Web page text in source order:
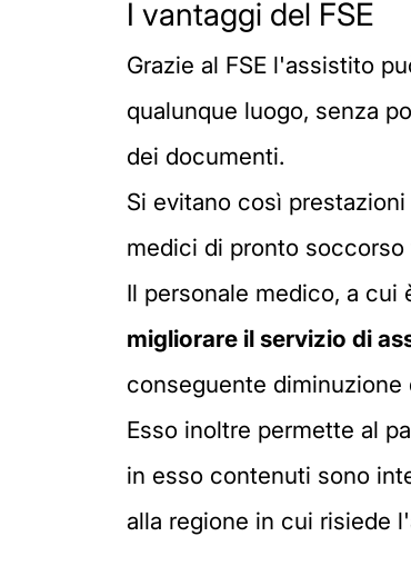
I vantaggi del FSE
Grazie al FSE l'assistito
qualunque luogo, senza
dei documenti.
Si evitano così
medici di pronto
Il personale medico, a
migliorare il servizio di
conseguente
Esso inoltre permette al
in esso contenuti sono
alla regione in cui risiede